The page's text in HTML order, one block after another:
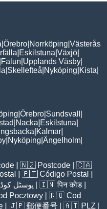
Örebro Norrköping Västerås
Eskilstuna Växjö
Falun Upplands Väsby
Skellefteå Nyköping Kista
Örebro Sundsvall
Nacka Eskilstuna
Kalmar
Nyköping Ängelholm
| 🇳🇿 Postcode | 🇨🇦
| 🇵🇹 Código Postal
پوسٹل کوڈ | 🇮🇳पिन कोड
Pocztowy | 🇷🇴 Cod
| 🇯🇵 郵便番号 | 🇦🇹 PLZ